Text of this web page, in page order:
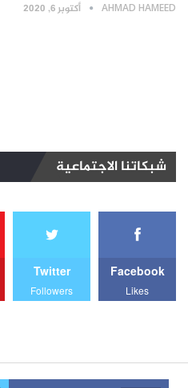
AHMAD HAMEED أكتوبر 6, 2020
شبكاتنا الاجتماعية
Facebook
Likes
Twitter
Followers